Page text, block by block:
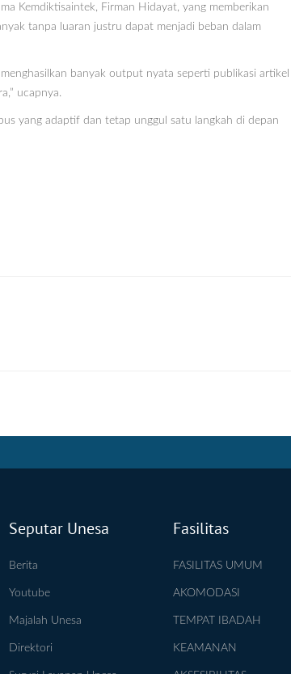
Kemdiktisaintek, Firman Hidayat, yang memberikan
tanpa luaran justru dapat menjadi beban dalam
banyak output nyata seperti publikasi artikel
ucapnya.
yang adaptif dan tetap unggul satu langkah di depan
Seputar Unesa
Berita
Youtube
Majalah Unesa
Direktori
Fasilitas
FASILITAS UMUM
AKOMODASI
TEMPAT IBADAH
KEAMANAN